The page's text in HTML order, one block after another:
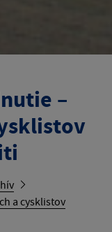
–
a cysklistov